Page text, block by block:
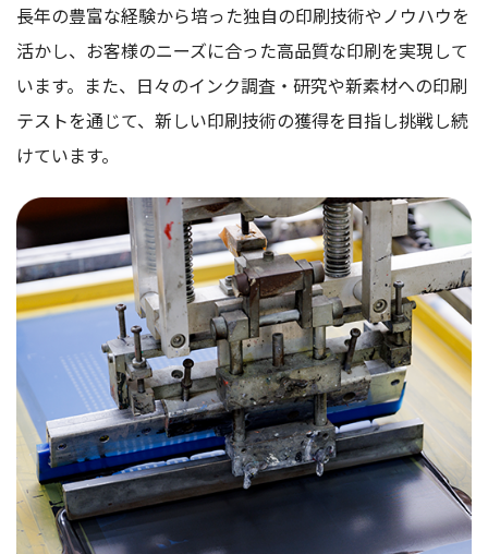
長年の豊富な経験から培った独自の印刷技術やノウハウを
活かし、お客様のニーズに合った高品質な印刷を実現して
います。また、日々のインク調査・研究や新素材への印刷
テストを通じて、新しい印刷技術の獲得を目指し挑戦し続
けています。